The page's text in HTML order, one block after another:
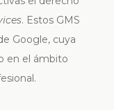
. Estos GMS
Google, cuya
en el ámbito